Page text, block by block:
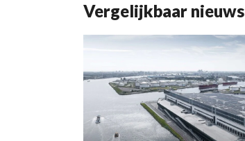
Vergelijkbaar nieuws